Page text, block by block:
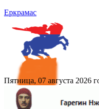
Еркрамас
Пятница, 07 августа 2026